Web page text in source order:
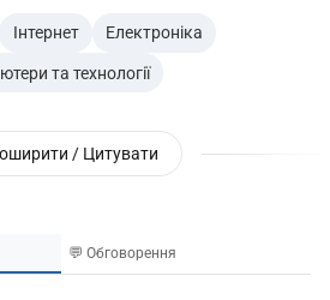
Інтернет Електроніка
та технології
/ Цитувати
💬 Обговорення